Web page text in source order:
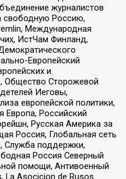
журналистов
свободную Россию,
Международная
ИстЧам Финланд,
Европейский
и
Общество Сторожевой
Иеговы,
европейской политики,
Европа, Российский
Русская Америка за
Россия, Глобальная сеть
Служба поддержки,
Россия Северный
помощи, Антивоенный
La Asocicion de Rusos